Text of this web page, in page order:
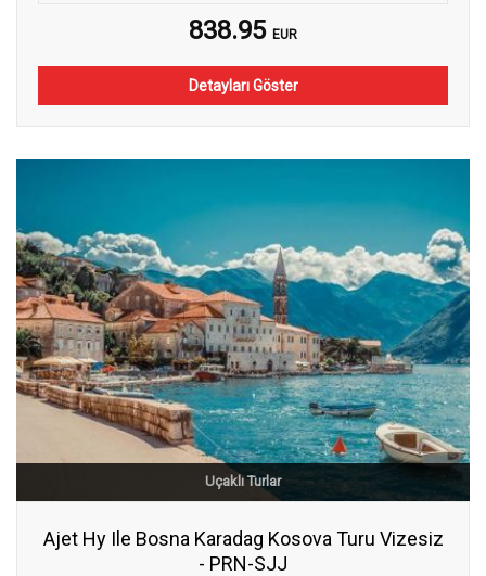
838.95 EUR
Detayları Göster
Uçaklı Turlar
Ajet Hy Ile Bosna Karadag Kosova Turu Vizesiz
- PRN-SJJ